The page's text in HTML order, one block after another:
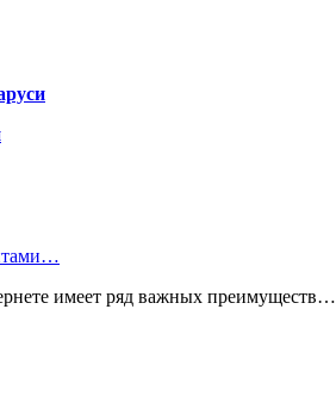
имеет ряд важных преимуществ…